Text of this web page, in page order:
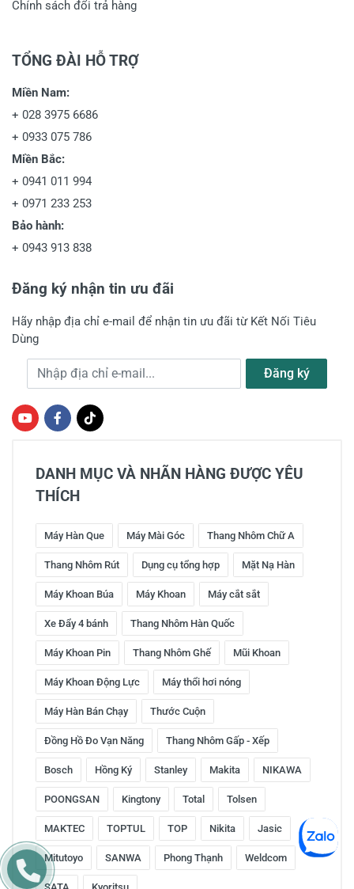
Chính sách đổi trả hàng
TỔNG ĐÀI HỖ TRỢ
Miền Nam:
+ 028 3975 6686
+ 0933 075 786
Miền Bắc:
+ 0941 011 994
+ 0971 233 253
Bảo hành:
+ 0943 913 838
Đăng ký nhận tin ưu đãi
Hãy nhập địa chỉ e-mail để nhận tin ưu đãi từ Kết Nối Tiêu
Dùng
Địa chỉ e-mail Đăng ký
DANH MỤC VÀ NHÃN HÀNG ĐƯỢC YÊU
THÍCH
Máy Hàn Que Máy Mài Góc Thang Nhôm Chữ A
Thang Nhôm Rút Dụng cụ tổng hợp Mặt Nạ Hàn
Máy Khoan Búa Máy Khoan Máy cắt sắt
Xe Đẩy 4 bánh Thang Nhôm Hàn Quốc
Máy Khoan Pin Thang Nhôm Ghế Mũi Khoan
Máy Khoan Động Lực Máy thổi hơi nóng
Máy Hàn Bán Chạy Thước Cuộn
Đồng Hồ Đo Vạn Năng Thang Nhôm Gấp - Xếp
Bosch Hồng Ký Stanley Makita NIKAWA
POONGSAN Kingtony Total Tolsen
MAKTEC TOPTUL TOP Nikita Jasic
Mitutoyo SANWA Phong Thạnh Weldcom